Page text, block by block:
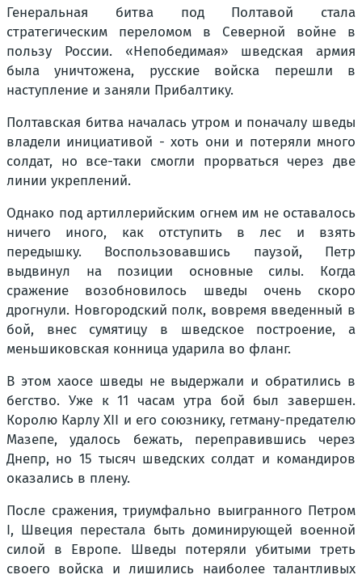
Генеральная битва под Полтавой стала
стратегическим переломом в Северной войне в
пользу России. «Непобедимая» шведская армия
была уничтожена, русские войска перешли в
наступление и заняли Прибалтику.
Полтавская битва началась утром и поначалу шведы
владели инициативой - хоть они и потеряли много
солдат, но все-таки смогли прорваться через две
линии укреплений.
Однако под артиллерийским огнем им не оставалось
ничего иного, как отступить в лес и взять
передышку. Воспользовавшись паузой, Петр
выдвинул на позиции основные силы. Когда
сражение возобновилось шведы очень скоро
дрогнули. Новгородский полк, вовремя введенный в
бой, внес сумятицу в шведское построение, а
меньшиковская конница ударила во фланг.
В этом хаосе шведы не выдержали и обратились в
бегство. Уже к 11 часам утра бой был завершен.
Королю Карлу XII и его союзнику, гетману-предателю
Мазепе, удалось бежать, переправившись через
Днепр, но 15 тысяч шведских солдат и командиров
оказались в плену.
После сражения, триумфально выигранного Петром
I, Швеция перестала быть доминирующей военной
силой в Европе. Шведы потеряли убитыми треть
своего войска и лишились наиболее талантливых